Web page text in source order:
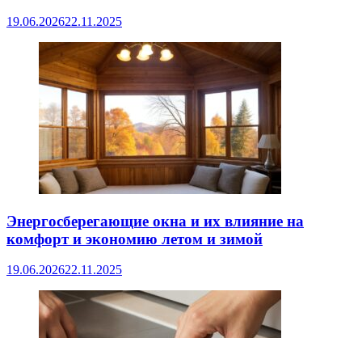
19.06.202622.11.2025
Энергосберегающие окна и их влияние на
комфорт и экономию летом и зимой
19.06.202622.11.2025